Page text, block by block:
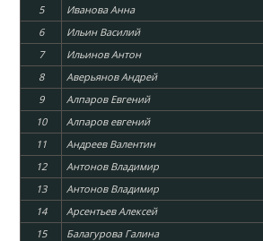
5
Иванова Анна
6
Ильин Василий
7
Ильинов Антон
8
Аверьянов Андрей
9
Алпаров Eвгений
10
Алпаров евгений
11
Андреев Валентин
12
Антонов Владимир
13
Антонов Владимир
14
Арсентьев Алексей
15
Балагурова Галина